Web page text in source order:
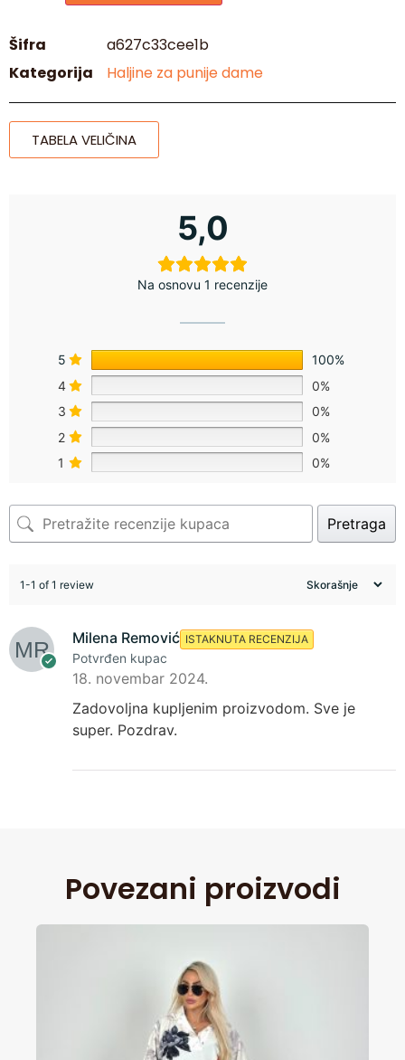
Šifra
a627c33cee1b
Kategorija
Haljine za punije dame
TABELA VELIČINA
5,0
Na osnovu 1 recenzije
5
100%
4
0%
3
0%
2
0%
1
0%
Pretraga
1-1 of 1 review
Milena Remović
Potvrđen kupac
ISTAKNUTA RECENZIJA
18. novembar 2024.
Zadovoljna kupljenim proizvodom. Sve je
super. Pozdrav.
Povezani proizvodi